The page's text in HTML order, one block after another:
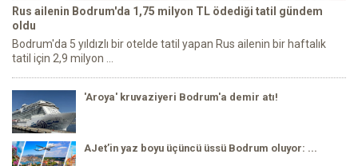
Rus ailenin Bodrum'da 1,75 milyon TL ödediği tatil gündem
oldu
Bodrum'da 5 yıldızlı bir otelde tatil yapan Rus ailenin bir haftalık
tatil için 2,9 milyon ...
'Aroya' kruvaziyeri Bodrum'a demir atı!
AJet’in yaz boyu üçüncü üssü Bodrum oluyor: ...